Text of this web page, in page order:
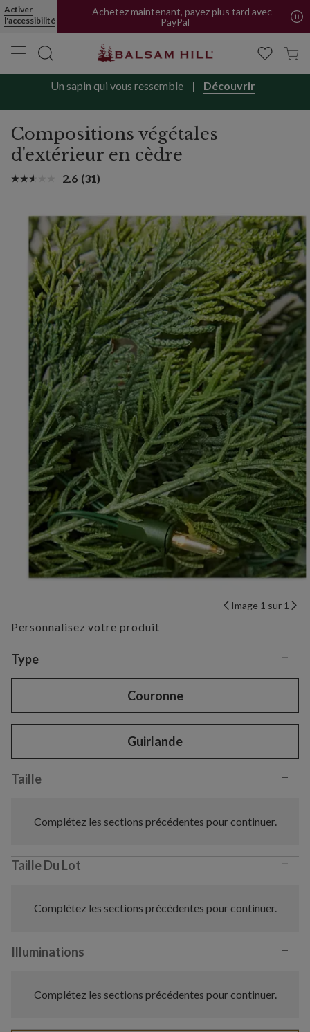
Activer
l'accessibilité
Achetez maintenant, payez plus tard avec
PayPal
Un sapin qui vous ressemble Découvrir
Compositions végétales
d'extérieur en cèdre
2.6 (31)
Image 1 sur 1
Personnalisez votre produit
Variant selection
Type −
Couronne
Guirlande
Taille −
Complétez les sections précédentes pour continuer.
Taille Du Lot −
Complétez les sections précédentes pour continuer.
Illuminations −
Complétez les sections précédentes pour continuer.